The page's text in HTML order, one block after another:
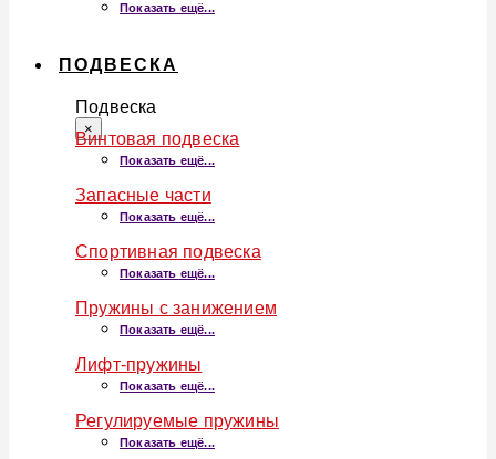
Показать ещё...
ПОДВЕСКА
Подвеска
×
Винтовая подвеска
Показать ещё...
Запасные части
Показать ещё...
Спортивная подвеска
Показать ещё...
Пружины с занижением
Показать ещё...
Лифт-пружины
Показать ещё...
Регулируемые пружины
Показать ещё...